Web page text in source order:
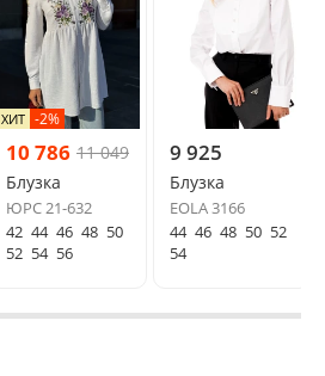
ХИТ -2%
10 786 11 049
Блузка
ЮРС 21-632
42 44 46 48 50
52 54 56
9 925
Блузка
EOLA 3166
44 46 48 50 52
54